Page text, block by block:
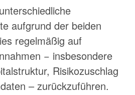
aufgrund der beiden
regelmäßig auf
− insbesondere
Risikozuschlag
– zurückzuführen.